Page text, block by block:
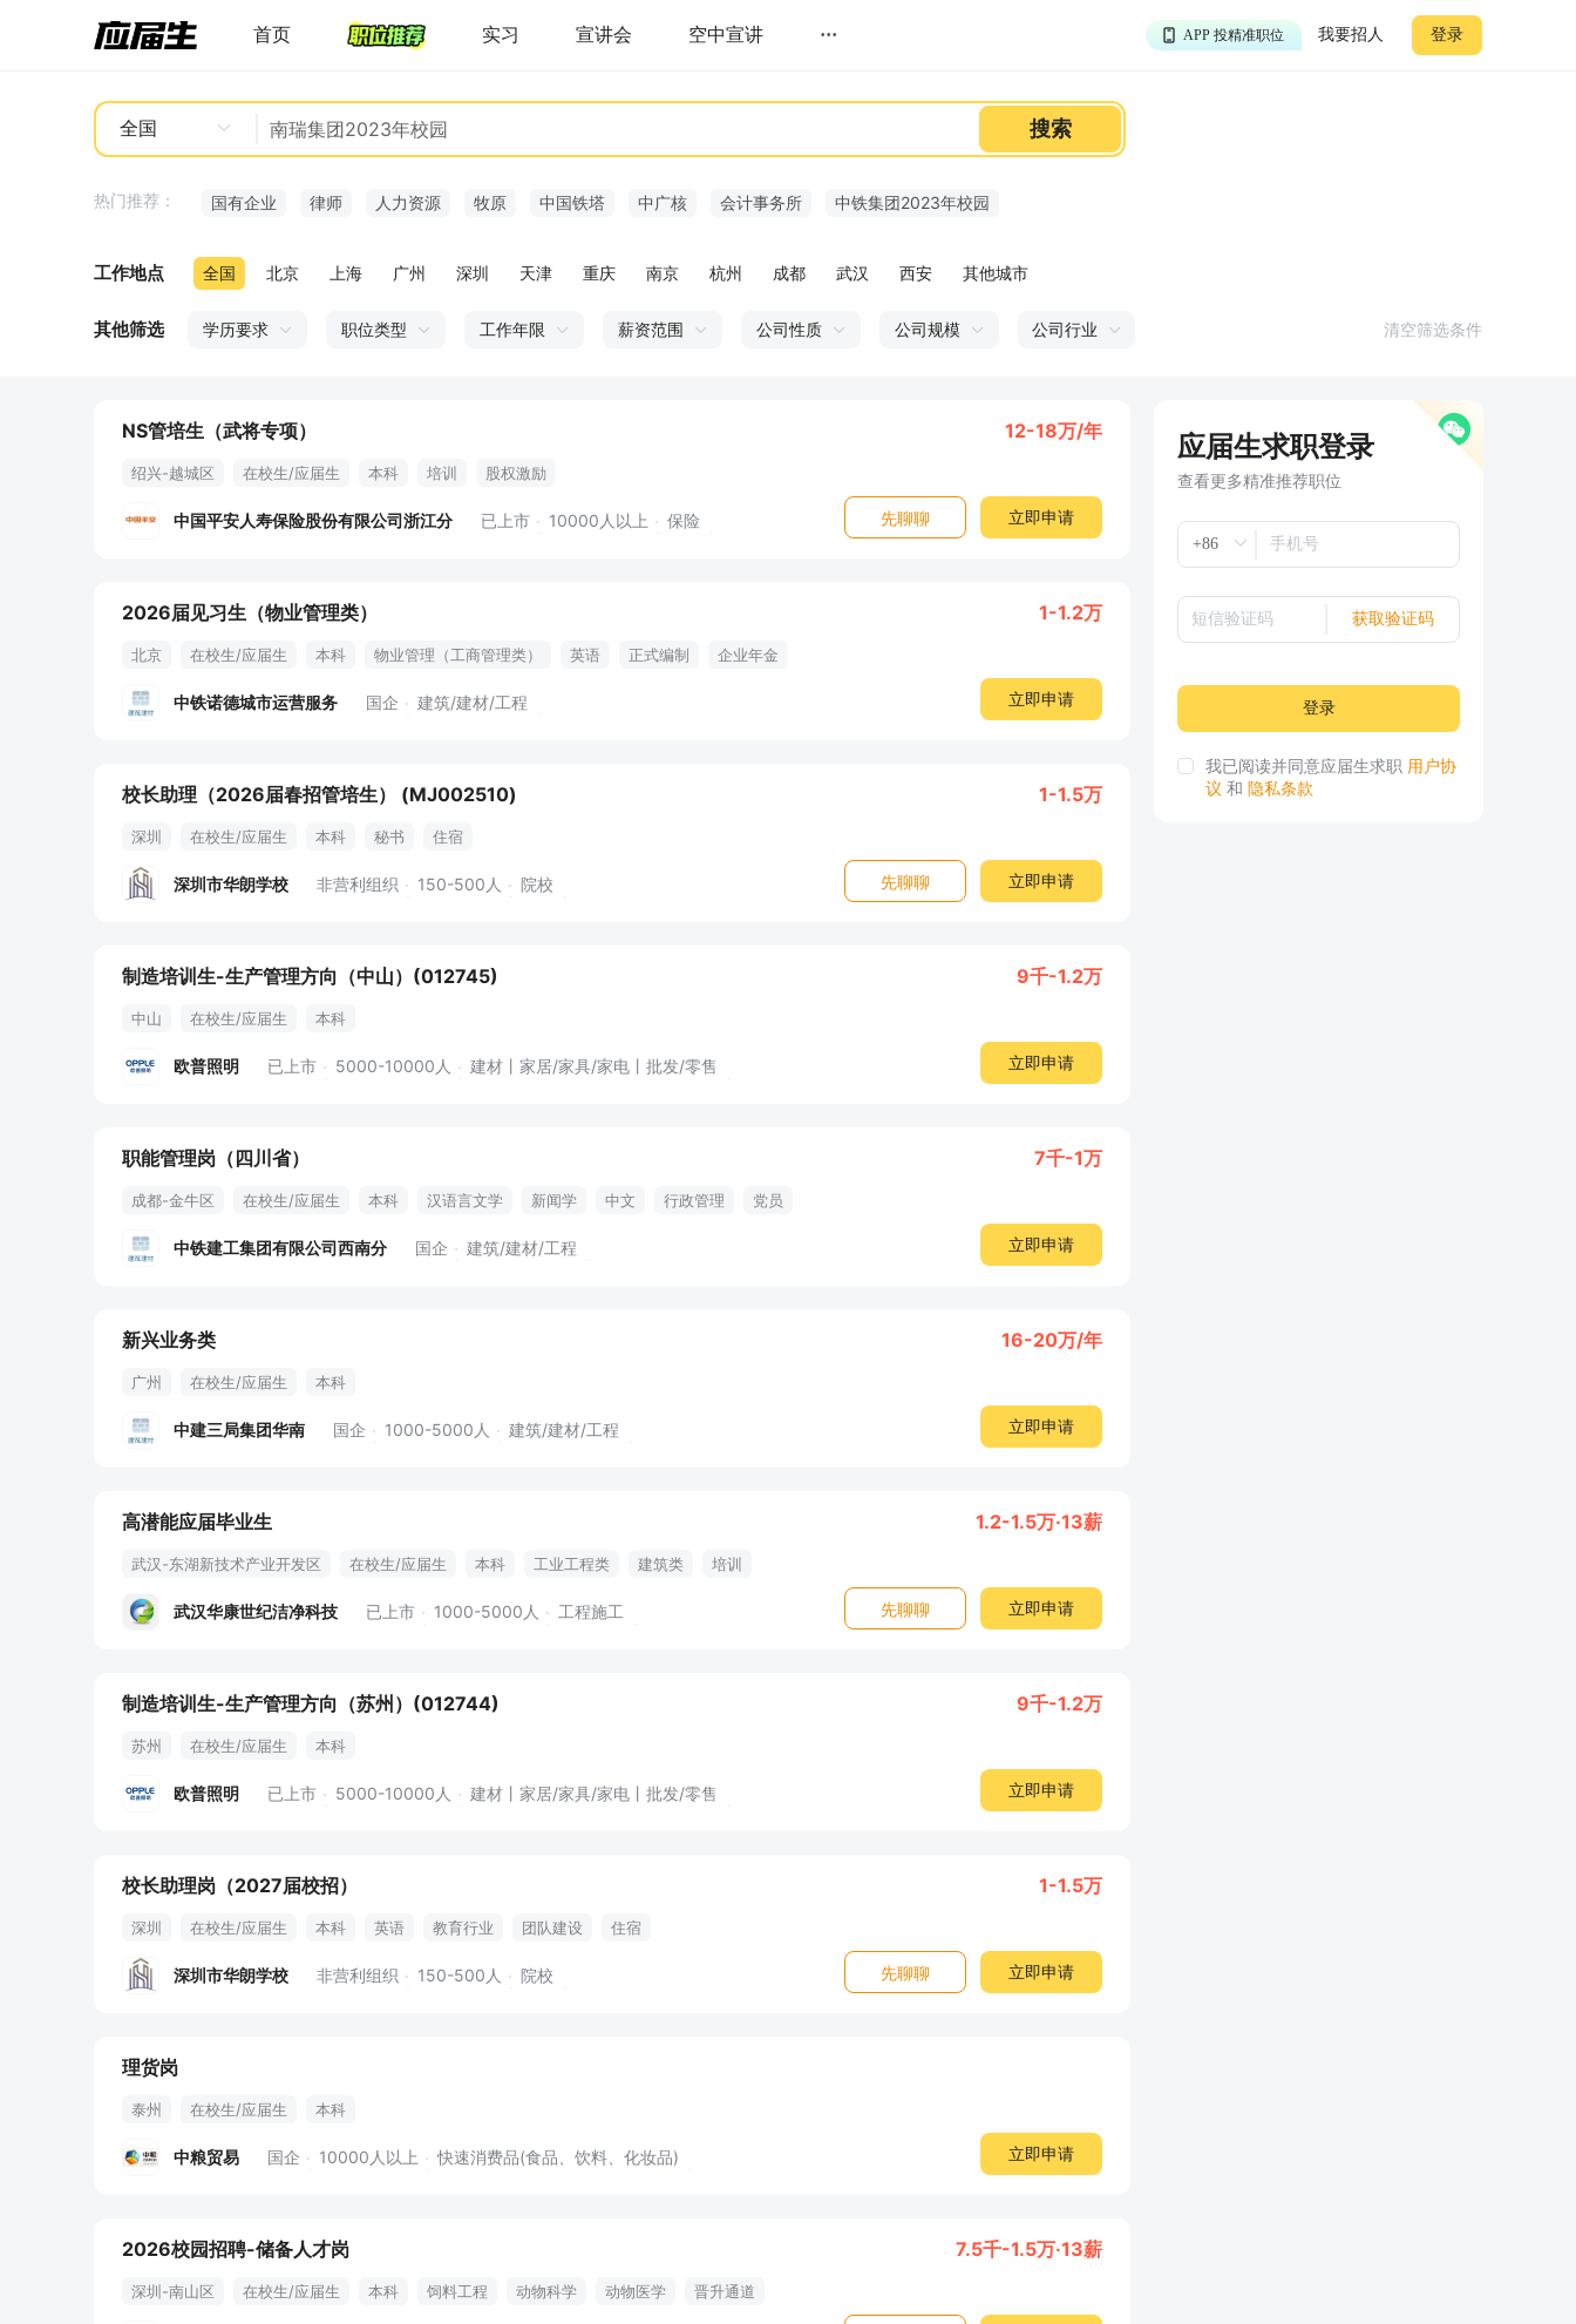
首页 实习 宣讲会 空中宣讲 ···
APP 投精准职位
我要招人 登录
全国 搜索
热门推荐： 国有企业 律师 人力资源 牧原 中国铁塔 中广核 会计事务所 中铁集团2023年校园
工作地点 全国 北京 上海 广州 深圳 天津 重庆 南京 杭州 成都 武汉 西安 其他城市
其他筛选 学历要求 职位类型 工作年限 薪资范围 公司性质 公司规模 公司行业 清空筛选条件
NS管培生（武将专项）
绍兴-越城区 在校生/应届生 本科 培训 股权激励
中国平安人寿保险股份有限公司浙江分 已上市 10000人以上 保险
12-18万/年
先聊聊 立即申请
2026届见习生（物业管理类）
北京 在校生/应届生 本科 物业管理（工商管理类） 英语 正式编制 企业年金
中铁诺德城市运营服务 国企 建筑/建材/工程
1-1.2万
立即申请
校长助理（2026届春招管培生） (MJ002510)
深圳 在校生/应届生 本科 秘书 住宿
深圳市华朗学校 非营利组织 150-500人 院校
1-1.5万
先聊聊 立即申请
制造培训生-生产管理方向（中山）(012745)
中山 在校生/应届生 本科
欧普照明 已上市 5000-10000人 建材丨家居/家具/家电丨批发/零售
9千-1.2万
立即申请
职能管理岗（四川省）
成都-金牛区 在校生/应届生 本科 汉语言文学 新闻学 中文 行政管理
党员
五险二金
中铁建工集团有限公司西南分 国企 建筑/建材/工程
7千-1万
立即申请
新兴业务类
广州 在校生/应届生 本科
中建三局集团华南 国企 1000-5000人 建筑/建材/工程
16-20万/年
立即申请
高潜能应届毕业生
武汉-东湖新技术产业开发区 在校生/应届生 本科 工业工程类 建筑类
培训
五险一金
定期团建
武汉华康世纪洁净科技 已上市 1000-5000人 工程施工
1.2-1.5万·13薪
先聊聊 立即申请
制造培训生-生产管理方向（苏州）(012744)
苏州 在校生/应届生 本科
欧普照明 已上市 5000-10000人 建材丨家居/家具/家电丨批发/零售
9千-1.2万
立即申请
校长助理岗（2027届校招）
深圳 在校生/应届生 本科 英语 教育行业 团队建设 住宿
深圳市华朗学校 非营利组织 150-500人 院校
1-1.5万
先聊聊 立即申请
理货岗
泰州 在校生/应届生 本科
中粮贸易 国企 10000人以上 快速消费品(食品、饮料、化妆品) 立即申请
2026校园招聘-储备人才岗
深圳-南山区 在校生/应届生 本科 饲料工程 动物科学 动物医学
晋升通道
7.5千-1.5万·13薪
应届生求职登录
查看更多精准推荐职位
获取验证码
登录
我已阅读并同意应届生求职 用户协
议 和 隐私条款